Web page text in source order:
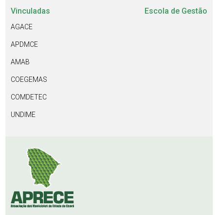
Vinculadas
AGACE
APDMCE
AMAB
COEGEMAS
COMDETEC
UNDIME
Escola de Gestão